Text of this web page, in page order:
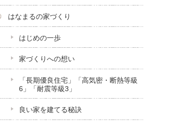
はなまるの家づくり
はじめの一歩
家づくりへの想い
「長期優良住宅」「高気密・断熱等級
6」「耐震等級3」
良い家を建てる秘訣